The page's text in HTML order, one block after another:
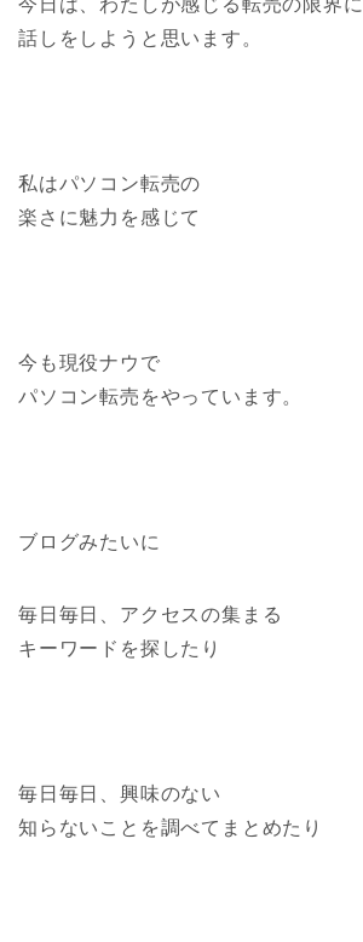
話しをしようと思います。
私はパソコン転売の
楽さに魅力を感じて
今も現役ナウで
パソコン転売をやっています。
ブログみたいに
毎日毎日、アクセスの集まる
キーワードを探したり
毎日毎日、興味のない
知らないことを調べてまとめたり